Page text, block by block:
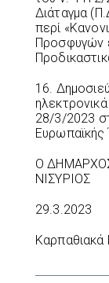
Διάταγμα
περί
Προσφυγών
16.
28/3/2023
Ο
ΝΙΣΥΡΙΟΣ
29.3.2023
Καρπαθιακά